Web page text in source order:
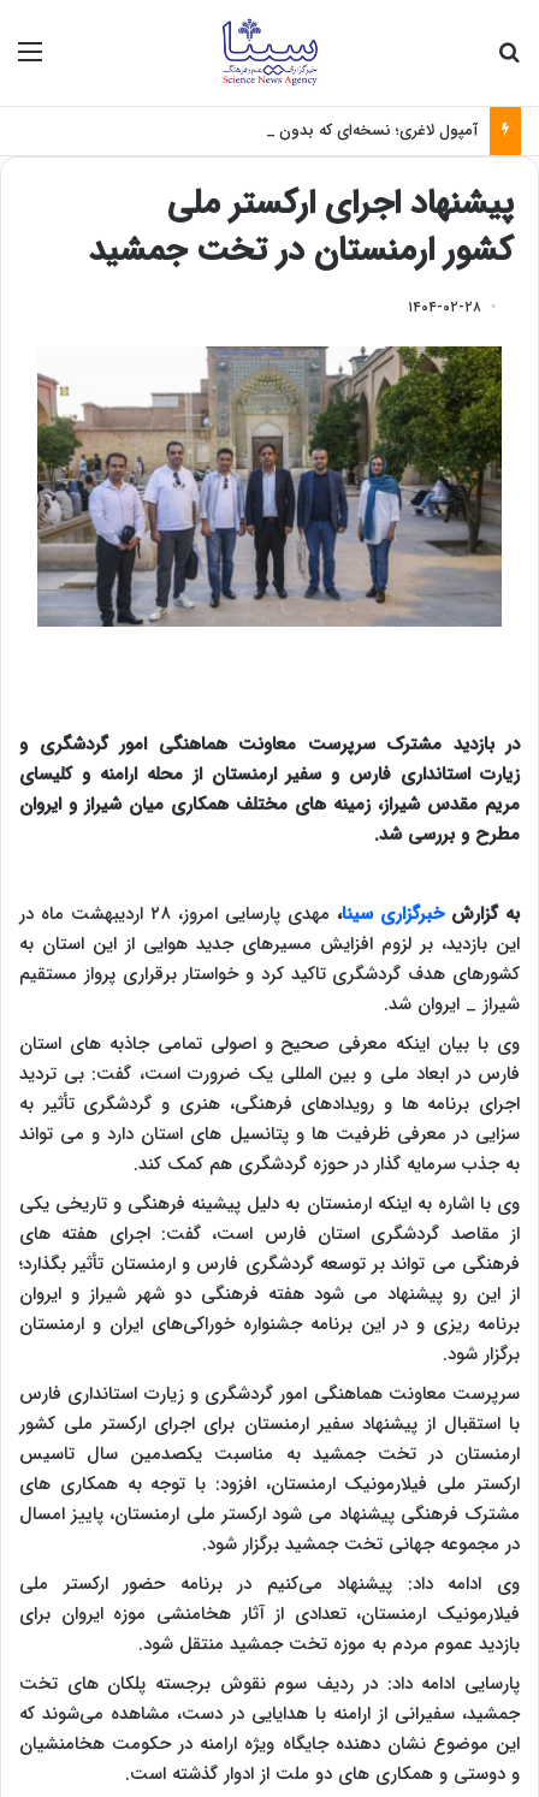
آمپول لاغری؛ نسخه‌ای که بدون تغذیه خطرناک می‌شود
پیشنهاد اجرای ارکستر ملی
کشور ارمنستان در تخت جمشید
۱۴۰۴-۰۲-۲۸
در بازدید مشترک سرپرست معاونت هماهنگی امور گردشگری و
زیارت استانداری فارس و سفیر ارمنستان از محله ارامنه و کلیسای
مریم مقدس شیراز، زمینه های مختلف همکاری میان شیراز و ایروان
مطرح و بررسی شد.
به گزارشخبرگزاری سینا،
مهدی پارسایی امروز، ۲۸ اردیبهشت ماه در
این بازدید، بر لزوم افزایش مسیرهای جدید هوایی از این استان به
کشورهای هدف گردشگری تاکید کرد و خواستار برقراری پرواز مستقیم
شیراز _ ایروان شد.
وی با بیان اینکه معرفی صحیح و اصولی تمامی جاذبه های استان
فارس در ابعاد ملی و بین المللی یک ضرورت است، گفت: بی تردید
اجرای برنامه ها و رویدادهای فرهنگی، هنری و گردشگری تأثیر به
سزایی در معرفی ظرفیت ها و پتانسیل های استان دارد و می تواند
به جذب سرمایه گذار در حوزه گردشگری هم کمک کند.
وی با اشاره به اینکه ارمنستان به دلیل پیشینه فرهنگی و تاریخی یکی
از مقاصد گردشگری استان فارس است، گفت: اجرای هفته های
فرهنگی می تواند بر توسعه گردشگری فارس و ارمنستان تأثیر بگذارد؛
از این رو پیشنهاد می شود هفته فرهنگی دو شهر شیراز و ایروان
برنامه ریزی و در این برنامه جشنواره خوراکی‌های ایران و ارمنستان
برگزار شود.
سرپرست معاونت هماهنگی امور گردشگری و زیارت استانداری فارس
با استقبال از پیشنهاد سفیر ارمنستان برای اجرای ارکستر ملی کشور
ارمنستان در تخت جمشید به مناسبت یکصدمین سال تاسیس
ارکستر ملی فیلارمونیک ارمنستان، افزود: با توجه به همکاری های
مشترک فرهنگی پیشنهاد می شود ارکستر ملی ارمنستان، پاییز امسال
در مجموعه جهانی تخت جمشید برگزار شود.
وی ادامه داد: پیشنهاد می‌کنیم در برنامه حضور ارکستر ملی
فیلارمونیک ارمنستان، تعدادی از آثار هخامنشی موزه ایروان برای
بازدید عموم مردم به موزه تخت جمشید منتقل شود.
پارسایی ادامه داد: در ردیف سوم نقوش برجسته پلکان های تخت
جمشید، سفیرانی از ارامنه با هدایایی در دست، مشاهده می‌شوند که
این موضوع نشان دهنده جایگاه ویژه ارامنه در حکومت هخامنشیان
و دوستی و همکاری های دو ملت از ادوار گذشته است.